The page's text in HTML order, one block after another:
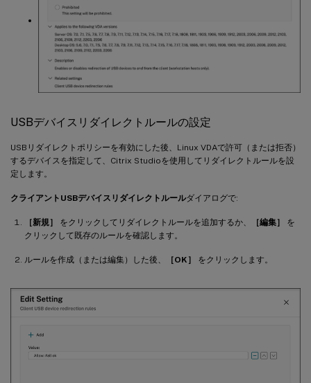
USBデバイスリダイレクトルールの設定
USBリダイレクトポリシーを有効にした後、Linux VDAで許可（または拒否）
するデバイスを指定して、Citrix Studioを使用してリダイレクトルールを設
定します。
クライアントUSBデバイスリダイレクトルールダイアログで:
［新規］ をクリックしてリダイレクトルールを追加するか、 ［編集］
を
クリックして既存のルールを確認します。
ルールを作成（または編集）した後、 ［OK］ をクリックします。